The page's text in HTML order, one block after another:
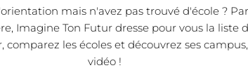
mais n'avez pas trouvé d'école ?
Imagine Ton Futur dresse pour vous la liste
les écoles et découvrez ses
vidéo !